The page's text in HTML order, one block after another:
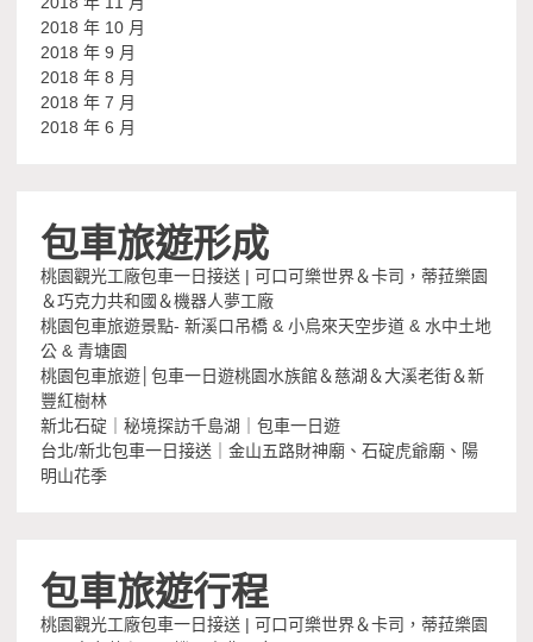
2018 年 10 月
2018 年 9 月
2018 年 8 月
2018 年 7 月
2018 年 6 月
包車旅遊形成
桃園觀光工廠包車一日接送 | 可口可樂世界＆卡司，蒂菈樂園
＆巧克力共和國＆機器人夢工廠
桃園包車旅遊景點- 新溪口吊橋 & 小烏來天空步道 & 水中土地
公 & 青塘園
桃園包車旅遊│包車一日遊桃園水族館＆慈湖＆大溪老街＆新
豐紅樹林
新北石碇｜秘境探訪千島湖｜包車一日遊
台北/新北包車一日接送｜金山五路財神廟、石碇虎爺廟、陽
明山花季
包車旅遊行程
桃園觀光工廠包車一日接送 | 可口可樂世界＆卡司，蒂菈樂園